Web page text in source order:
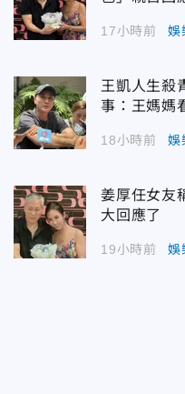
17小時前 娛
王凱人生殺
事：王媽媽
18小時前 娛
姜厚任女友
大回應了
19小時前 娛